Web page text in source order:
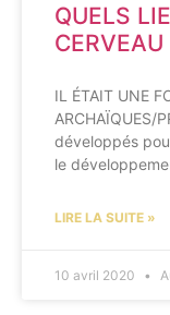
QUELS
IL ÉTAIT UNE
ARCHAÏQUES/
développés
le
LIRE LA SUITE »
10 avril 2020